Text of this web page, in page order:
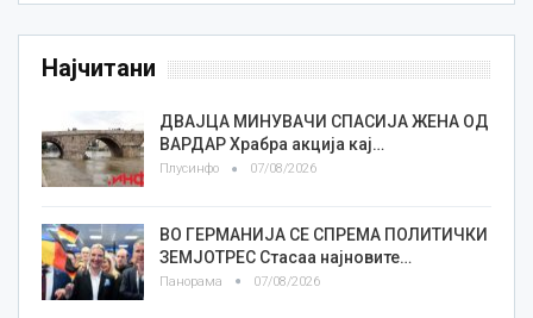
Најчитани
ДВАЈЦА МИНУВАЧИ СПАСИЈА ЖЕНА ОД
ВАРДАР Храбра акција кај…
Плусинфо 07/08/2026
ВО ГЕРМАНИЈА СЕ СПРЕМА ПОЛИТИЧКИ
ЗЕМЈОТРЕС Стасаа најновите…
Панорама 07/08/2026